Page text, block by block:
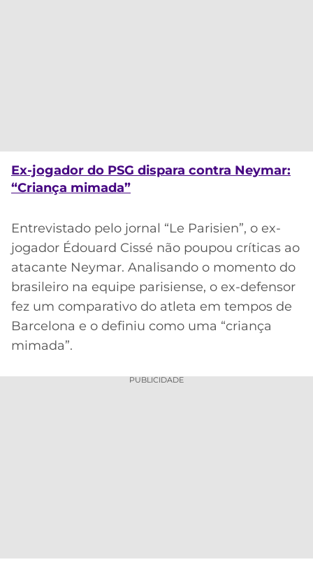
ATLÉTICO
MG
CRUZEIRO
Ex-jogador do PSG dispara contra Neymar:
“Criança mimada”
Entrevistado pelo jornal “Le Parisien”, o ex-
jogador Édouard Cissé não poupou críticas ao
atacante Neymar. Analisando o momento do
brasileiro na equipe parisiense, o ex-defensor
fez um comparativo do atleta em tempos de
Barcelona e o definiu como uma “criança
mimada”.
PUBLICIDADE